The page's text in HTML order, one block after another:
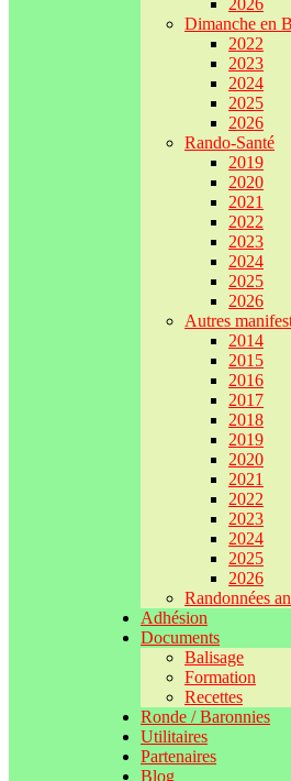
2026
Dimanche en
2022
2023
2024
2025
2026
Rando-Santé
2019
2020
2021
2022
2023
2024
2025
2026
Autres
2014
2015
2016
2017
2018
2019
2020
2021
2022
2023
2024
2025
2026
Randonnées
Adhésion
Documents
Balisage
Formation
Recettes
Ronde / Baronnies
Utilitaires
Partenaires
Blog